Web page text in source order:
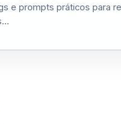
e prompts práticos para